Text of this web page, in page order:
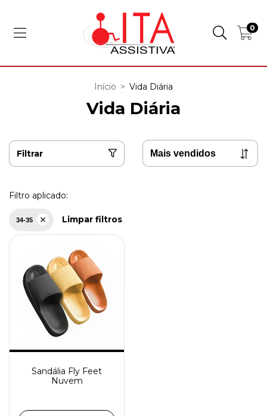
0
Início > Vida Diária
Vida Diária
Filtrar
Filtro aplicado:
34-35 Limpar filtros
Sandália Fly Feet
Nuvem